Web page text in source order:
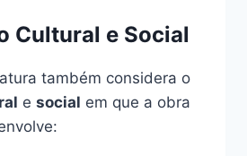
Cultural e Social
também considera o
e social em que a obra